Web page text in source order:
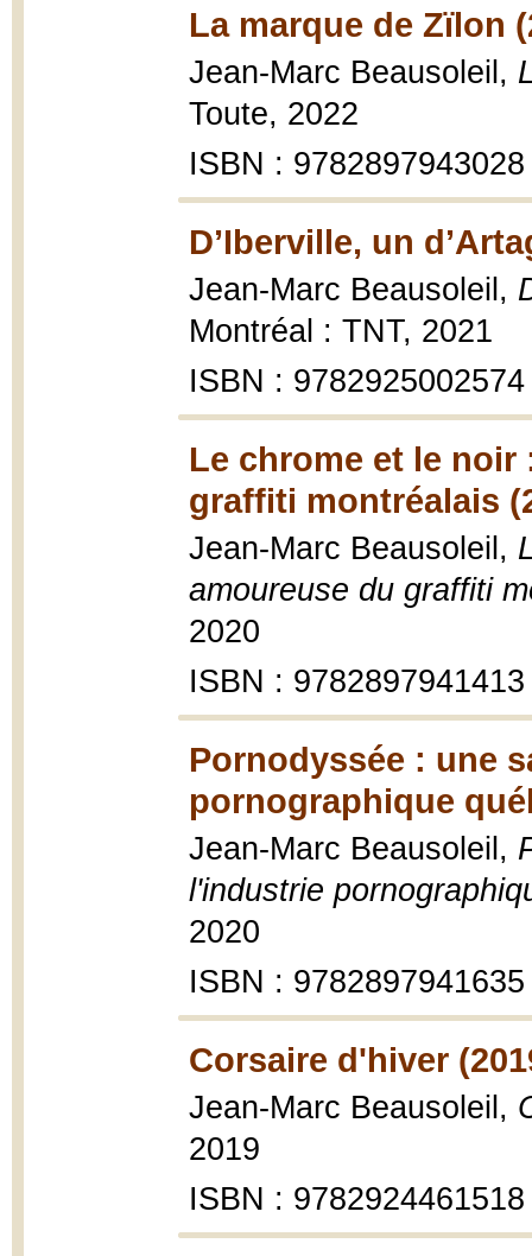
La marque de Zïlon
Jean-Marc Beausoleil,
Toute, 2022
ISBN : 9782897943028
D’Iberville, un
Jean-Marc Beausoleil,
Montréal : TNT, 2021
ISBN : 9782925002574
Le chrome et le
graffiti montréalais
Jean-Marc Beausoleil,
amoureuse du graffiti
2020
ISBN : 9782897941413
Pornodyssée : une
pornographique
Jean-Marc Beausoleil,
l'industrie
2020
ISBN : 9782897941635
Corsaire d'hiver
Jean-Marc Beausoleil,
2019
ISBN : 9782924461518